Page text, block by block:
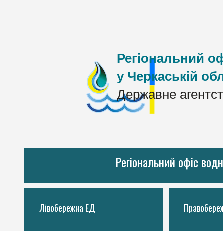
Регіональний
у Черкаській
Державне
Регіональний офіс
Лівобережна ЕД